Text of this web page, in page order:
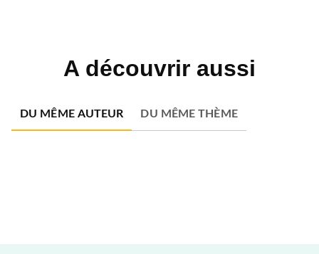
A découvrir aussi
DU MÊME AUTEUR DU MÊME THÈME